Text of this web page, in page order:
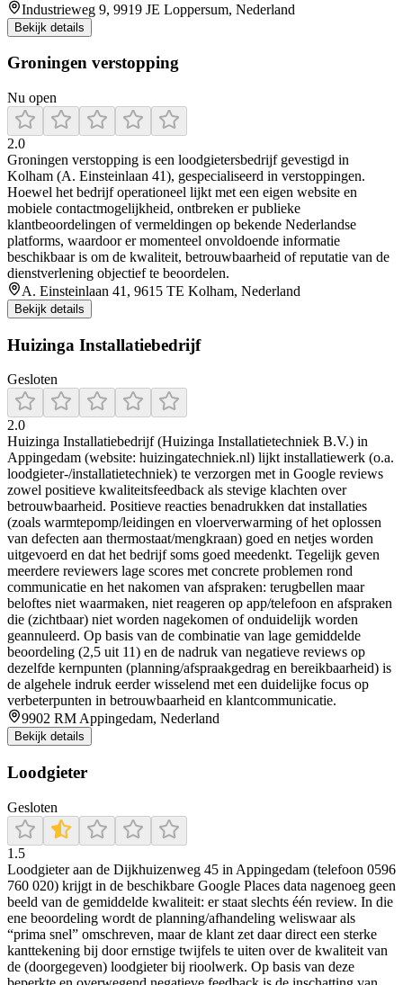
Industrieweg 9, 9919 JE Loppersum, Nederland
Bekijk details
Groningen verstopping
Nu open
2.0
Groningen verstopping is een loodgietersbedrijf gevestigd in
Kolham (A. Einsteinlaan 41), gespecialiseerd in verstoppingen.
Hoewel het bedrijf operationeel lijkt met een eigen website en
mobiele contactmogelijkheid, ontbreken er publieke
klantbeoordelingen of vermeldingen op bekende Nederlandse
platforms, waardoor er momenteel onvoldoende informatie
beschikbaar is om de kwaliteit, betrouwbaarheid of reputatie van de
dienstverlening objectief te beoordelen.
A. Einsteinlaan 41, 9615 TE Kolham, Nederland
Bekijk details
Huizinga Installatiebedrijf
Gesloten
2.0
Huizinga Installatiebedrijf (Huizinga Installatietechniek B.V.) in
Appingedam (website: huizingatechniek.nl) lijkt installatiewerk (o.a.
loodgieter-/installatietechniek) te verzorgen met in Google reviews
zowel positieve kwaliteitsfeedback als stevige klachten over
betrouwbaarheid. Positieve reacties benadrukken dat installaties
(zoals warmtepomp/leidingen en vloerverwarming of het oplossen
van defecten aan thermostaat/mengkraan) goed en netjes worden
uitgevoerd en dat het bedrijf soms goed meedenkt. Tegelijk geven
meerdere reviewers lage scores met concrete problemen rond
communicatie en het nakomen van afspraken: terugbellen maar
beloftes niet waarmaken, niet reageren op app/telefoon en afspraken
die (zichtbaar) niet worden nagekomen of onduidelijk worden
geannuleerd. Op basis van de combinatie van lage gemiddelde
beoordeling (2,5 uit 11) en de nadruk van negatieve reviews op
dezelfde kernpunten (planning/afspraakgedrag en bereikbaarheid) is
de algehele indruk eerder wisselend met een duidelijke focus op
verbeterpunten in betrouwbaarheid en klantcommunicatie.
9902 RM Appingedam, Nederland
Bekijk details
Loodgieter
Gesloten
1.5
Loodgieter aan de Dijkhuizenweg 45 in Appingedam (telefoon 0596
760 020) krijgt in de beschikbare Google Places data nagenoeg geen
beeld van de gemiddelde kwaliteit: er staat slechts één review. In die
ene beoordeling wordt de planning/afhandeling weliswaar als
“prima snel” omschreven, maar de klant zet daar direct een sterke
kanttekening bij door ernstige twijfels te uiten over de kwaliteit van
de (doorgegeven) loodgieter bij rioolwerk. Op basis van deze